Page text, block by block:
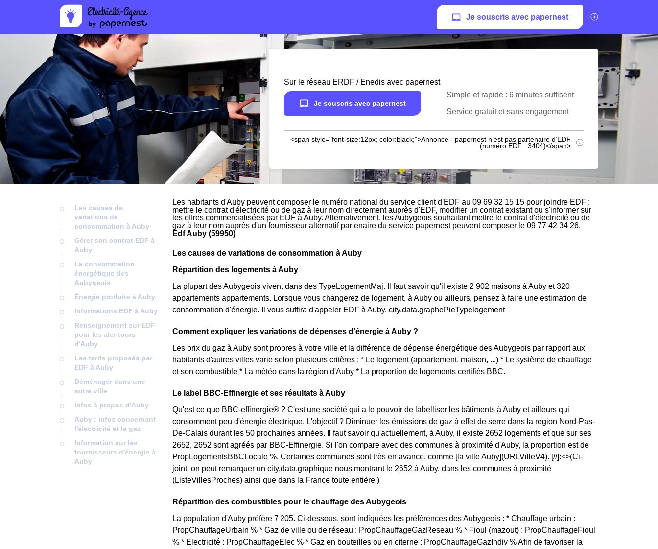
Je souscris avec papernest
Sur le réseau ERDF / Enedis avec papernest
Je souscris avec papernest
Simple et rapide : 6 minutes suffisent
Service gratuit et sans engagement
<span style="font-size:12px; color:black;">Annonce - papernest n’est pas partenaire d’EDF
(numéro EDF : 3404)</span>
Les causes de
variations de
consommation à Auby
Gérer son contrat EDF à
Auby
La consommation
énergétique des
Aubygeois
Énergie produite à Auby
Informations EDF à Auby
Renseignement sur EDF
pour les alentours
d'Auby
Les tarifs proposés par
EDF à Auby
Déménager dans une
autre ville
Infos à propos d'Auby
Auby : infos concernant
l'électricité et le gaz
Information sur les
fournisseurs d'énergie à
Auby
Les habitants d'Auby peuvent composer le numéro national du service client d'EDF au 09 69 32 15 15 pour joindre EDF :
mettre le contrat d'électricité ou de gaz à leur nom directement auprès d'EDF, modifier un contrat existant ou s'informer sur
les offres commercialisées par EDF à Auby. Alternativement, les Aubygeois souhaitant mettre le contrat d'électricité ou de
gaz à leur nom auprès d'un fournisseur alternatif partenaire du service papernest peuvent composer le 09 77 42 34 26.
Edf Auby (59950)
Les causes de variations de consommation à Auby
Répartition des logements à Auby
La plupart des Aubygeois vivent dans des TypeLogementMaj. Il faut savoir qu'il existe 2 902 maisons à Auby et 320
appartements appartements. Lorsque vous changerez de logement, à Auby ou ailleurs, pensez à faire une estimation de
consommation d'énergie. Il vous suffira d'appeler EDF à Auby. city.data.graphePieTypelogement
Comment expliquer les variations de dépenses d'énergie à Auby ?
Les prix du gaz à Auby sont propres à votre ville et la différence de dépense énergétique des Aubygeois par rapport aux
habitants d'autres villes varie selon plusieurs critères : * Le logement (appartement, maison, ...) * Le système de chauffage
et son combustible * La météo dans la région d'Auby * La proportion de logements certifiés BBC.
Le label BBC-Effinergie et ses résultats à Auby
Qu'est ce que BBC-effinergie® ? C'est une société qui a le pouvoir de labelliser les bâtiments à Auby et ailleurs qui
consomment peu d'énergie électrique. L'objectif ? Diminuer les émissions de gaz à effet de serre dans la région Nord-Pas-
De-Calais durant les 50 prochaines années. Il faut savoir qu'actuellement, à Auby, il existe 2652 logements et que sur ses
2652, 2652 sont agréés par BBC-Effinergie. Si l'on compare avec des communes à proximité d'Auby, la proportion est de
PropLogementsBBCLocale %. Certaines communes sont très en avance, comme [la ville Auby](URLVilleV4). [//]:<>(Ci-
joint, on peut remarquer un city.data.graphique nous montrant le 2652 à Auby, dans les communes à proximité
(ListeVillesProches) ainsi que dans la France toute entière.)
Répartition des combustibles pour le chauffage des Aubygeois
La population d'Auby préfère 7 205. Ci-dessous, sont indiquées les préférences des Aubygeois : * Chauffage urbain :
PropChauffageUrbain % * Gaz de ville ou de réseau : PropChauffageGazReseau % * Fioul (mazout) : PropChauffageFioul
% * Electricité : PropChauffageElec % * Gaz en bouteilles ou en citerne : PropChauffageGazIndiv % Afin de favoriser la